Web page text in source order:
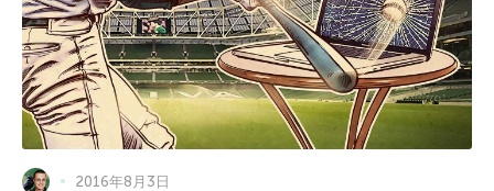
2016年8月3日